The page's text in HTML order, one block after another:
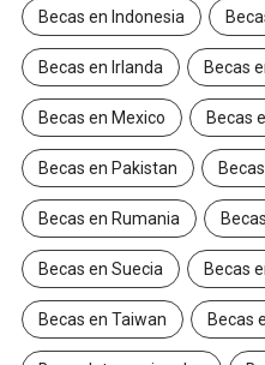
Becas en Indonesia
Becas en Irlanda Becas
Becas en Mexico Becas
Becas en Pakistan
Becas en Rumania
Becas en Suecia Becas
Becas en Taiwan Becas